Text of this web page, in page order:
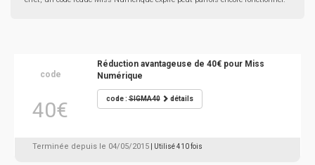
code
40€
Réduction avantageuse de 40€ pour Miss
Numérique
code :SIGMA40 détails
Terminée depuis le 04/05/2015 | Utilisé 410 fois